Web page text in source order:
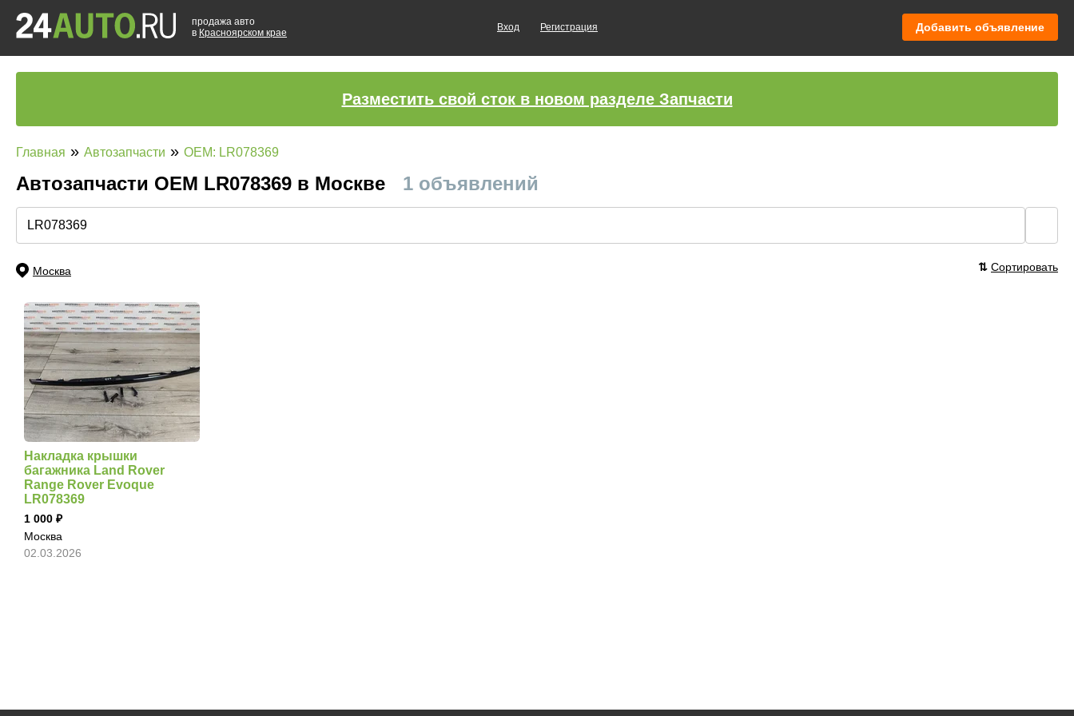
продажа авто
в Красноярском крае
Вход Регистрация Добавить объявление
Разместить свой сток в новом разделе Запчасти
Главная » Автозапчасти » OEM: LR078369
Автозапчасти ОЕМ LR078369 в Москве 1 объявлений
Москва ⇅ Сортировать
Накладка крышки
багажника Land Rover
Range Rover Evoque
LR078369
1 000
Москва
02.03.2026